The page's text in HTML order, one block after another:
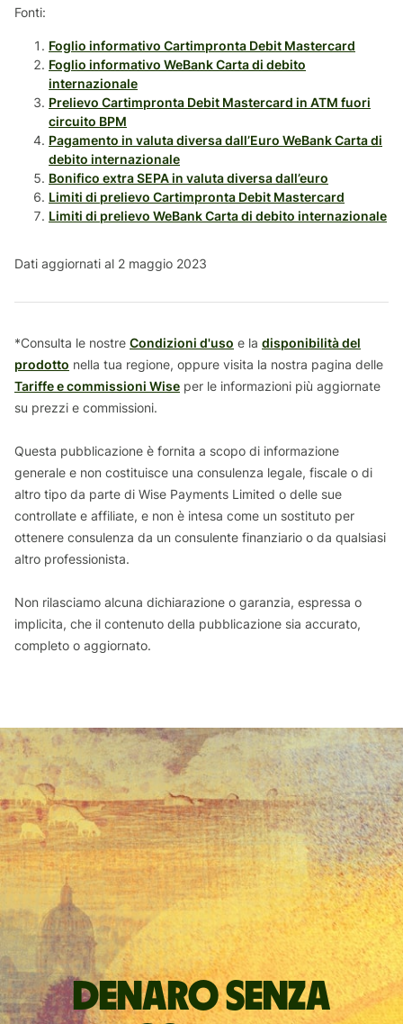
Fonti:
Foglio informativo Cartimpronta Debit Mastercard
Foglio informativo WeBank Carta di debito
internazionale
Prelievo Cartimpronta Debit Mastercard in ATM fuori
circuito BPM
Pagamento in valuta diversa dall’Euro WeBank Carta di
debito internazionale
Bonifico extra SEPA in valuta diversa dall’euro
Limiti di prelievo Cartimpronta Debit Mastercard
Limiti di prelievo WeBank Carta di debito internazionale
Dati aggiornati al 2 maggio 2023
*Consulta le nostre Condizioni d'uso e la disponibilità del
prodotto nella tua regione, oppure visita la nostra pagina delle
Tariffe e commissioni Wise per le informazioni più aggiornate
su prezzi e commissioni.
Questa pubblicazione è fornita a scopo di informazione
generale e non costituisce una consulenza legale, fiscale o di
altro tipo da parte di Wise Payments Limited o delle sue
controllate e affiliate, e non è intesa come un sostituto per
ottenere consulenza da un consulente finanziario o da qualsiasi
altro professionista.
Non rilasciamo alcuna dichiarazione o garanzia, espressa o
implicita, che il contenuto della pubblicazione sia accurato,
completo o aggiornato.
Denaro senza